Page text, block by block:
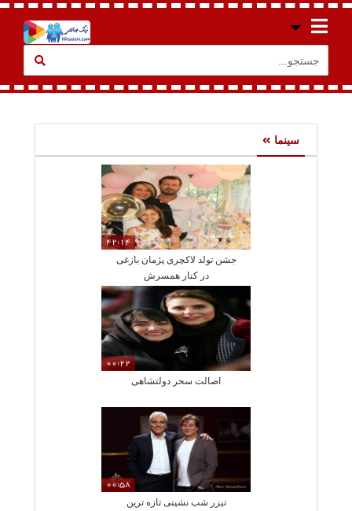
سینما
42:14
جشن تولد لاکچری پژمان بازغی
در کنار همسرش
00:22
اصالت سحر دولتشاهی
00:58
تیزر شب نشینی تازه ترین